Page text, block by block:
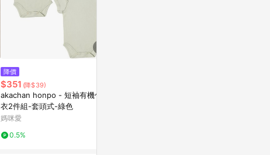
降價
$351 (降$39)
akachan honpo - 短袖有機包屁
衣2件組-套頭式-綠色
媽咪愛
0.5%